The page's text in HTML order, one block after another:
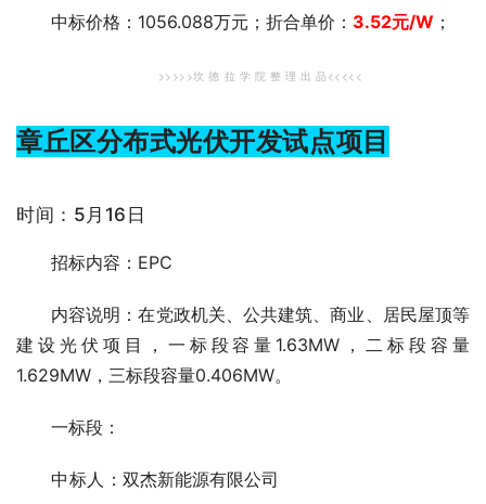
中标价格：1056.088万元；折合单价： 3.52元/W ；
>>>>>坎 德 拉 学 院 整 理 出 品<<<<<
章丘区分布式光伏开发试点项目
时间：5月16日
招标内容：EPC
内容说明：在党政机关、公共建筑、商业、居民屋顶等
建设光伏项目，一标段容量1.63MW，二标段容量
1.629MW，三标段容量0.406MW。
一标段：
中标人 ：双杰新能源有限公司